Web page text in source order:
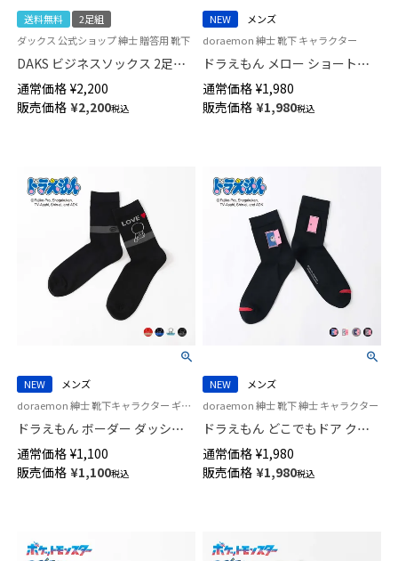
送料無料
2足組
ダックス 公式ショップ 紳士 贈答用 靴下
DAKS ビジネスソックス 2足組
ギフトセット 綿100％ オールシ
ーズン用 クルー丈 メンズ 日本
製 包装済 02534007（DA-20）
通常価格 ¥2,200
販売価格 ¥2,200税込
NEW
メンズ
doraemon 紳士 靴下 キャラクター
ドラえもん メロー ショート丈
カジュアル ソックス メンズ
02462204
通常価格 ¥1,980
販売価格 ¥1,980税込
NEW
メンズ
doraemon 紳士 靴下キャラクター ギフト プレゼント
ドラえもん ボーダー ダッシュ
ドラ クルー丈 カジュアル ソッ
クス メンズ 02462119
通常価格 ¥1,100
販売価格 ¥1,100税込
NEW
メンズ
doraemon 紳士 靴下 紳士 キャラクター
ドラえもん どこでもドア クル
ー丈 カジュアル ソックス メン
ズ 02462118
通常価格 ¥1,980
販売価格 ¥1,980税込